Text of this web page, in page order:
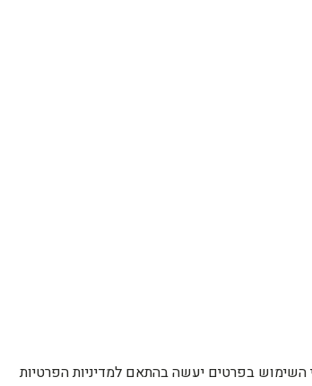
השימוש בפרטים יעשה בהתאם למדיניות הפרטיות